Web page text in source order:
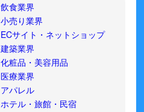
飲食業界
小売り業界
ECサイト・ネットショップ
建築業界
化粧品・美容用品
医療業界
アパレル
ホテル・旅館・民宿